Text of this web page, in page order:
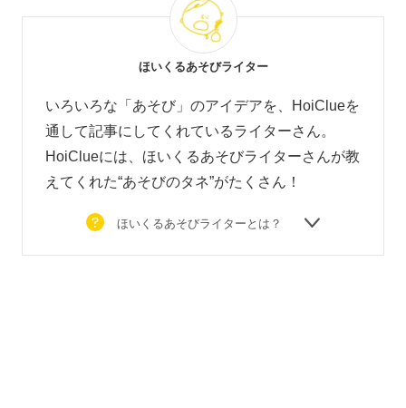
ほいくるあそびライター
いろいろな「あそび」のアイデアを、HoiClueを
通して記事にしてくれているライターさん。
HoiClueには、ほいくるあそびライターさんが教
えてくれた“あそびのタネ”がたくさん！
ほいくるあそびライターとは？